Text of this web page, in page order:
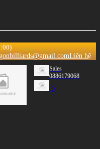
Liên hệ
Sales
0886179068
0